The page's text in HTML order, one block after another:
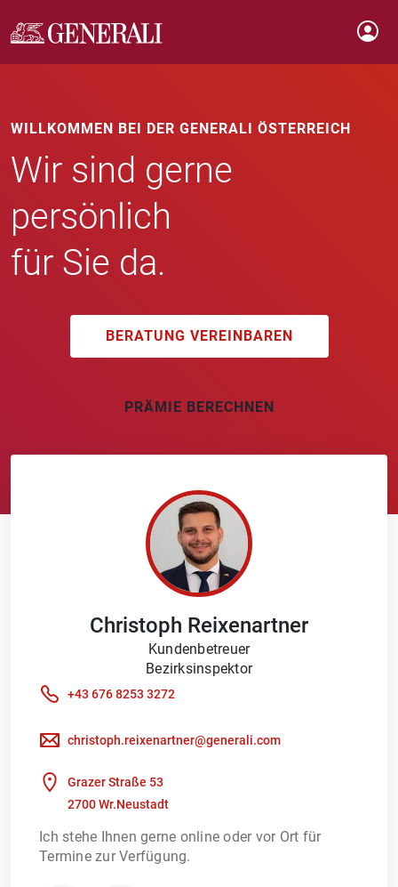
WILLKOMMEN BEI DER GENERALI ÖSTERREICH
Wir sind gerne
persönlich
für Sie da.
BERATUNG VEREINBAREN
PRÄMIE BERECHNEN
Christoph Reixenartner
Kundenbetreuer
Bezirksinspektor
+43 676 8253 3272
christoph.reixenartner@generali.com
Grazer Straße 53
2700 Wr.Neustadt
Ich stehe Ihnen gerne online oder vor Ort für
Termine zur Verfügung.